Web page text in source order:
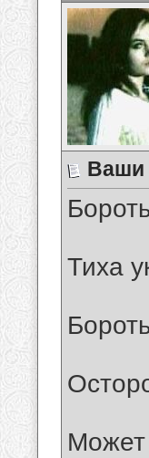
Тиха
Может